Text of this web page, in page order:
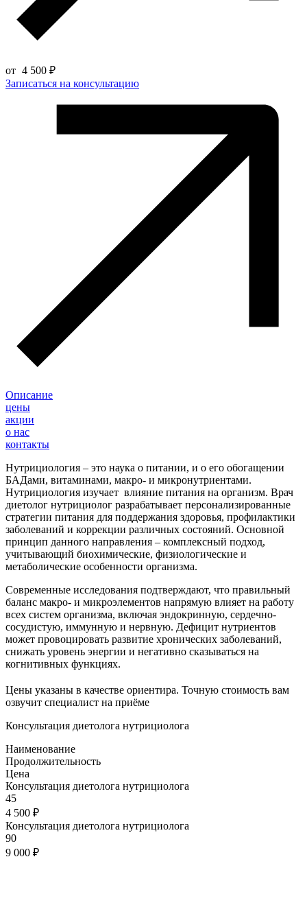
от 4 500 ₽
Записаться на консультацию
Описание
цены
акции
о нас
контакты
Нутрициология – это наука о питании, и о его обогащении
БАДами, витаминами, макро- и микронутриентами.
Нутрициология изучает влияние питания на организм. Врач
диетолог нутрициолог разрабатывает персонализированные
стратегии питания для поддержания здоровья, профилактики
заболеваний и коррекции различных состояний. Основной
принцип данного направления – комплексный подход,
учитывающий биохимические, физиологические и
метаболические особенности организма.
Современные исследования подтверждают, что правильный
баланс макро- и микроэлементов напрямую влияет на работу
всех систем организма, включая эндокринную, сердечно-
сосудистую, иммунную и нервную. Дефицит нутриентов
может провоцировать развитие хронических заболеваний,
снижать уровень энергии и негативно сказываться на
когнитивных функциях.
Цены указаны в качестве ориентира. Точную стоимость вам
озвучит специалист на приёме
Консультация диетолога нутрициолога
Наименование
Продолжительность
Цена
Консультация диетолога нутрициолога
45
4 500 ₽
Консультация диетолога нутрициолога
90
9 000 ₽